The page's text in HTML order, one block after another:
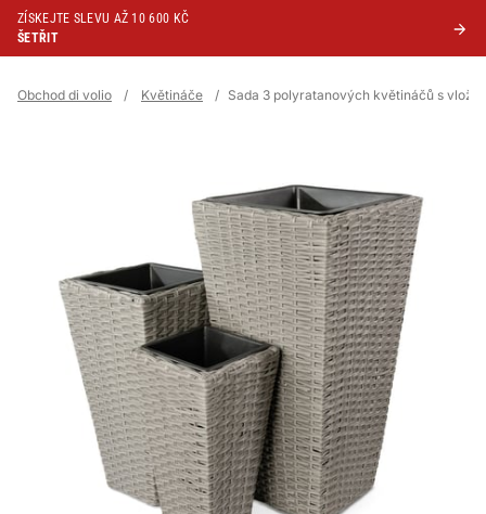
ZÍSKEJTE SLEVU AŽ 10 600 KČ
ŠETŘIT
Obchod di volio / Květináče / Sada 3 polyratanových květináčů s